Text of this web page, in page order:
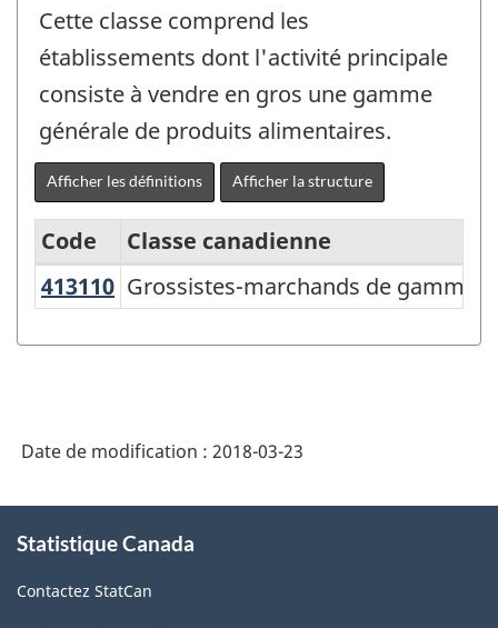
Cette classe comprend les
établissements dont l'activité principale
consiste à vendre en gros une gamme
générale de produits alimentaires.
Afficher les définitions Afficher la structure
Système
industries
l'Amérique
du
Nord
Code
Classe canadienne
413110 Grossistes-marchands de
Grossistes-marchands de gamme
Date de modification : 2018-03-23
propos
ce
Statistique Canada
Contactez StatCan